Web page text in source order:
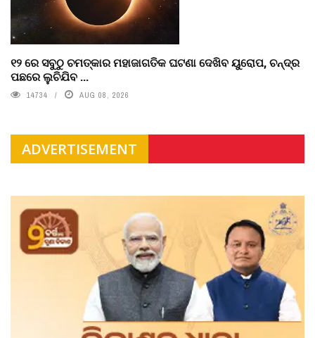
୧୨ ରେ ସବୁଠୁ ଚମତ୍କାର ମହାଜାଗତିକ ଘଟଣା ଦେଖିବ ୟୁରୋପ, ଚନ୍ଦ୍ର
ପଛରେ ଲୁଚିଯିବ ...
14734 AUG 08, 2026
ADVERTISEMENT